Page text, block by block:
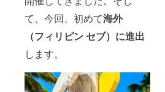
て、今回、初めて海外
（フィリピン セブ）に進出
します。